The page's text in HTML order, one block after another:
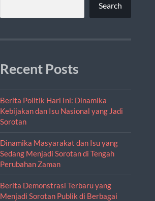
Search
Recent Posts
Berita Politik Hari Ini: Dinamika
Kebijakan dan Isu Nasional yang Jadi
Sorotan
Dinamika Masyarakat dan Isu yang
Sedang Menjadi Sorotan di Tengah
Perubahan Zaman
Berita Demonstrasi Terbaru yang
Menjadi Sorotan Publik di Berbagai